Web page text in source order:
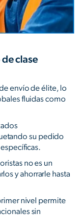
clase
envío de élite, lo
fluidas como
su pedido
no es un
y ahorrarle hasta
nivel permite
sin